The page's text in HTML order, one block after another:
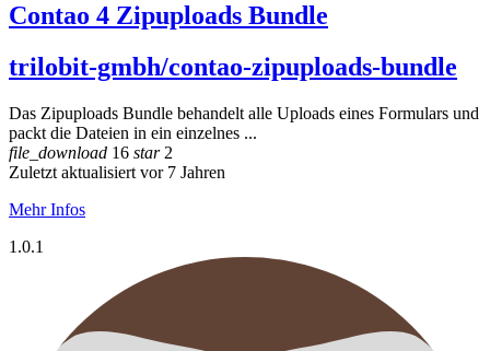
Contao 4 Zipuploads Bundle
trilobit-gmbh/contao-zipuploads-bundle
Das Zipuploads Bundle behandelt alle Uploads eines Formulars und
packt die Dateien in ein einzelnes ...
file_download 16 star2
Zuletzt aktualisiert vor 7 Jahren
Mehr Infos
1.0.1